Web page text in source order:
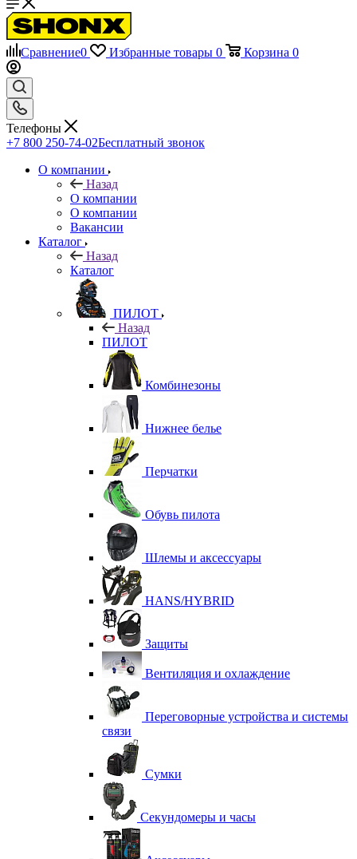
Сравнение0 Избранные товары 0 Корзина 0
Телефоны
+7 800 250-74-02Бесплатный звонок
О компании
Назад
О компании
О компании
Вакансии
Каталог
Назад
Каталог
ПИЛОТ
Назад
ПИЛОТ
Комбинезоны
Нижнее белье
Перчатки
Обувь пилота
Шлемы и аксессуары
HANS/HYBRID
Защиты
Вентиляция и охлаждение
Переговорные устройства и системы
связи
Сумки
Секундомеры и часы